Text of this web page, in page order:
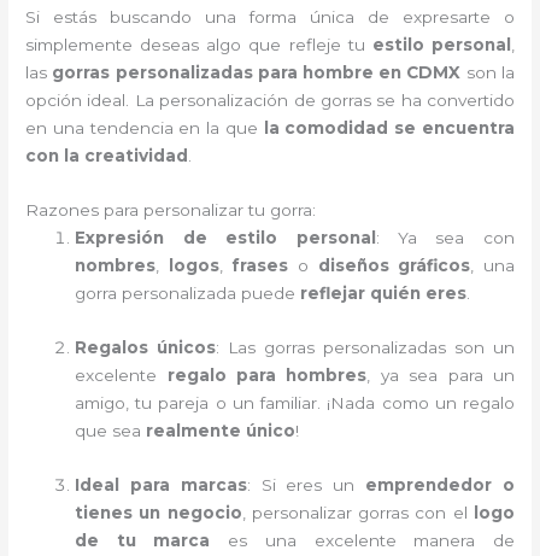
Si estás buscando una forma única de expresarte o
simplemente deseas algo que refleje tu estilo personal
las gorras personalizadas para hombre en CDMX son la
opción ideal. La personalización de gorras se ha convertido
en una tendencia en la que
la comodidad se encuentra
con la creatividad
Razones para personalizar tu gorra:
Expresión de estilo personal : Ya sea con
nombres
logos, frases o diseños gráficos , una
gorra personalizada puede reflejar quién eres
Regalos únicos: Las gorras personalizadas son un
excelente regalo para hombres , ya sea para un
amigo, tu pareja o un familiar. ¡Nada como un regalo
que sea realmente único!
Ideal para marcas: Si eres un emprendedor o
tienes un negocio , personalizar gorras con el logo
de tu marca es una excelente manera de